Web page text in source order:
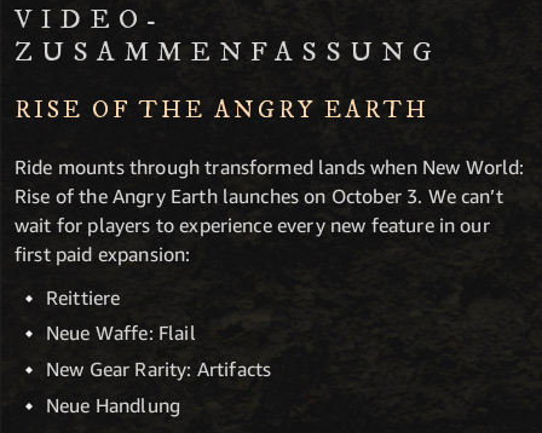
VIDEO-
ZUSAMMENFASSUNG
RISE OF THE ANGRY EARTH
Ride mounts through transformed lands when New World:
Rise of the Angry Earth launches on October 3. We can’t
wait for players to experience every new feature in our
first paid expansion:
Reittiere
Neue Waffe: Flail
New Gear Rarity: Artifacts
Neue Handlung